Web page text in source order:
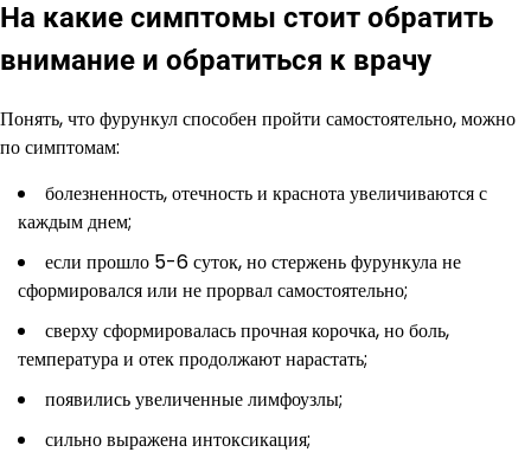
На какие симптомы стоит обратить
внимание и обратиться к врачу
Понять, что фурункул способен пройти самостоятельно, можно
по симптомам:
болезненность, отечность и краснота увеличиваются с
каждым днем;
если прошло 5-6 суток, но стержень фурункула не
сформировался или не прорвал самостоятельно;
сверху сформировалась прочная корочка, но боль,
температура и отек продолжают нарастать;
появились увеличенные лимфоузлы;
сильно выражена интоксикация;